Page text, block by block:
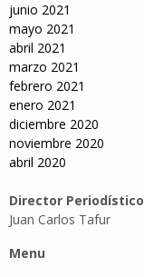
junio 2021
mayo 2021
abril 2021
marzo 2021
febrero 2021
enero 2021
diciembre 2020
noviembre 2020
abril 2020
Director Periodístico
Juan Carlos Tafur
Menu